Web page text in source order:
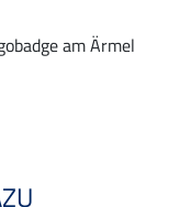
am Ärmel